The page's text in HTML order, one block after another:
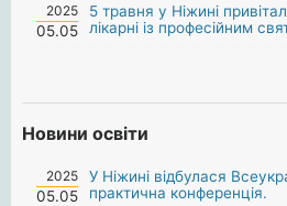
2025
05.05
5 травня у Ніжині
лікарні із професійним
Новини освіти
2025
05.05
У Ніжині відбулася
практична конференція.